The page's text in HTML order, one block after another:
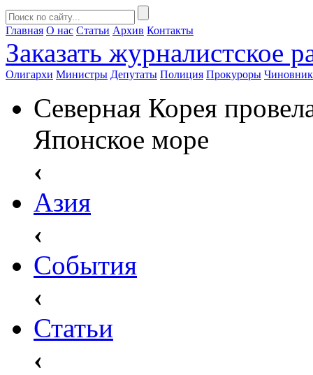
Главная О нас Статьи Архив Контакты
Заказать журналистское
Олигархи Министры Депутаты Полиция Прокуроры
Северная Корея
Японское море
‹
Азия
‹
События
‹
Статьи
‹